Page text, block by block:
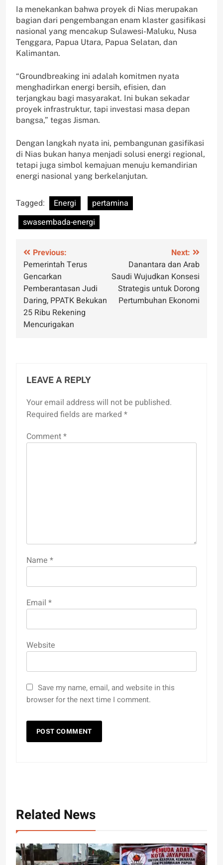
Ia menekankan bahwa proyek di Nias merupakan
bagian dari pengembangan enam klaster gasifikasi
nasional yang mencakup Sulawesi-Maluku, Nusa
Tenggara, Papua Utara, Papua Selatan, dan
Kalimantan.
“Groundbreaking ini adalah komitmen nyata
menghadirkan energi bersih, efisien, dan
terjangkau bagi masyarakat. Ini bukan sekadar
proyek infrastruktur, tapi investasi masa depan
bangsa,” tegas Jisman.
Dengan langkah nyata ini, pembangunan gasifikasi
di Nias bukan hanya menjadi solusi energi regional,
tetapi juga simbol kemajuan menuju kemandirian
energi nasional yang berkelanjutan.
Tagged: Energi
pertamina
swasembada-energi
Post
navigation
Previous:
Pemerintah Terus
Gencarkan
Pemberantasan Judi
Daring, PPATK Bekukan
25 Ribu Rekening
Mencurigakan
Next:
Danantara dan Arab
Saudi Wujudkan Konsesi
Strategis untuk Dorong
Pertumbuhan Ekonomi
LEAVE A REPLY
Your email address will not be published.
Required fields are marked *
Comment*
Name *
Email *
Website
Save my name, email, and website in this
browser for the next time I comment.
Related News